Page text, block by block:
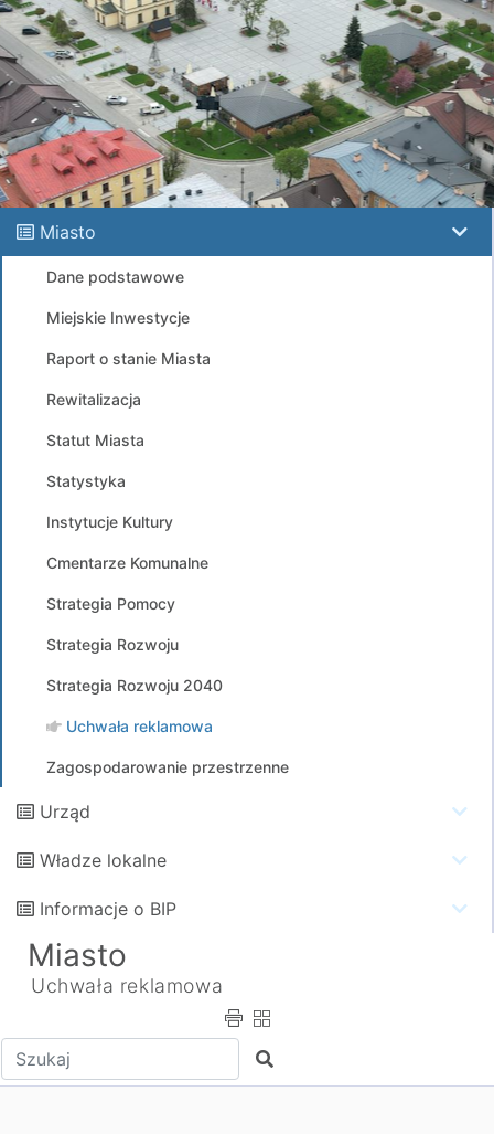
Miasto
Dane podstawowe
Miejskie Inwestycje
Raport o stanie Miasta
Rewitalizacja
Statut Miasta
Statystyka
Instytucje Kultury
Cmentarze Komunalne
Strategia Pomocy
Strategia Rozwoju
Strategia Rozwoju 2040
Uchwała reklamowa
Zagospodarowanie przestrzenne
Urząd
Władze lokalne
Informacje o BIP
Miasto
Uchwała reklamowa
Wpisz tekst do wyszukania Szukaj